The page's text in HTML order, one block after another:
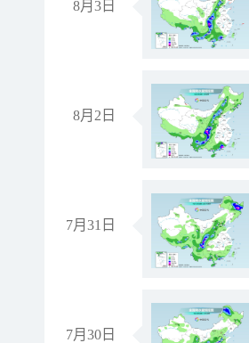
8月3日
8月2日
7月31日
7月30日